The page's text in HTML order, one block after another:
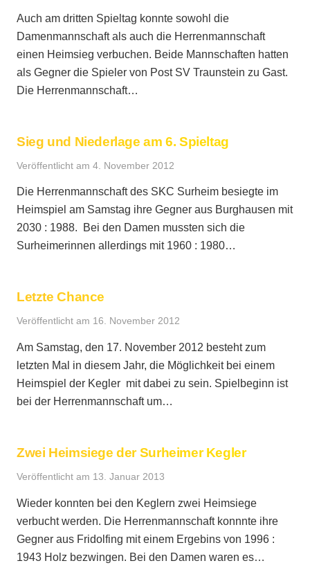
Auch am dritten Spieltag konnte sowohl die
Damenmannschaft als auch die Herrenmannschaft
einen Heimsieg verbuchen. Beide Mannschaften hatten
als Gegner die Spieler von Post SV Traunstein zu Gast.
Die Herrenmannschaft…
Sieg und Niederlage am 6. Spieltag
Veröffentlicht am 4. November 2012
Die Herrenmannschaft des SKC Surheim besiegte im
Heimspiel am Samstag ihre Gegner aus Burghausen mit
2030 : 1988. Bei den Damen mussten sich die
Surheimerinnen allerdings mit 1960 : 1980…
Letzte Chance
Veröffentlicht am 16. November 2012
Am Samstag, den 17. November 2012 besteht zum
letzten Mal in diesem Jahr, die Möglichkeit bei einem
Heimspiel der Kegler mit dabei zu sein. Spielbeginn ist
bei der Herrenmannschaft um…
Zwei Heimsiege der Surheimer Kegler
Veröffentlicht am 13. Januar 2013
Wieder konnten bei den Keglern zwei Heimsiege
verbucht werden. Die Herrenmannschaft konnnte ihre
Gegner aus Fridolfing mit einem Ergebins von 1996 :
1943 Holz bezwingen. Bei den Damen waren es…